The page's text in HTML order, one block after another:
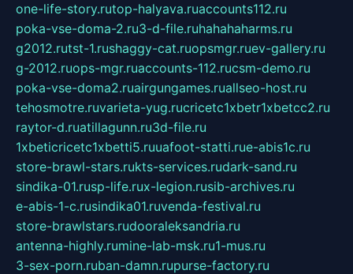
one-life-story.rutop-halyava.ruaccounts112.ru
poka-vse-doma-2.ru3-d-file.ruhahahaharms.ru
g2012.rutst-1.rushaggy-cat.ruopsmgr.ruev-gallery.ru
g-2012.ruops-mgr.ruaccounts-112.rucsm-demo.ru
poka-vse-doma2.ruairgungames.ruallseo-host.ru
tehosmotre.ruvarieta-yug.rucricetc1xbetr1xbetcc2.ru
raytor-d.ruatillagunn.ru3d-file.ru
1xbeticricetc1xbetti5.ruuafoot-statti.rue-abis1c.ru
store-brawl-stars.rukts-services.rudark-sand.ru
sindika-01.rusp-life.rux-legion.rusib-archives.ru
e-abis-1-c.rusindika01.ruvenda-festival.ru
store-brawlstars.rudooraleksandria.ru
antenna-highly.rumine-lab-msk.ru1-mus.ru
3-sex-porn.ruban-damn.rupurse-factory.ru